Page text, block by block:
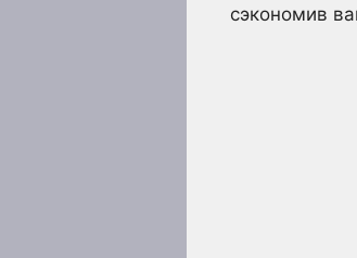
сэкономив